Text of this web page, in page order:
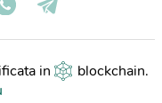
in blockchain.